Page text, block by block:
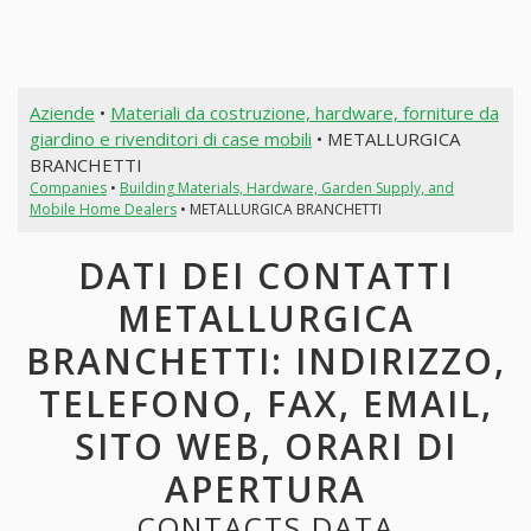
Aziende • Materiali da costruzione, hardware, forniture da
giardino e rivenditori di case mobili • METALLURGICA
BRANCHETTI
Companies• Building Materials, Hardware, Garden Supply, and
Mobile Home Dealers• METALLURGICA BRANCHETTI
DATI DEI CONTATTI
METALLURGICA
BRANCHETTI: INDIRIZZO,
TELEFONO, FAX, EMAIL,
SITO WEB, ORARI DI
APERTURA